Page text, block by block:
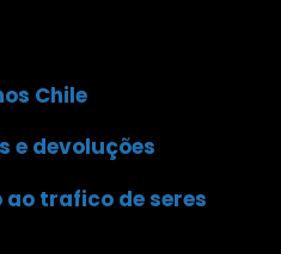
Chile
e devoluções
trafico de seres